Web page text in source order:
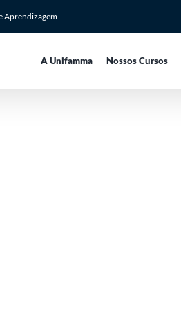
Aprendizagem
A Unifamma Nossos Cursos